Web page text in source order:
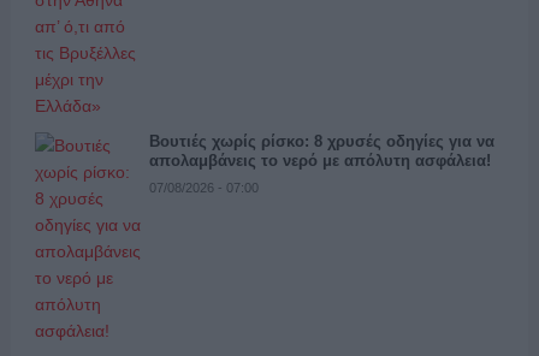
Βουτιές χωρίς ρίσκο: 8 χρυσές οδηγίες για να
απολαμβάνεις το νερό με απόλυτη ασφάλεια!
07/08/2026 - 07:00